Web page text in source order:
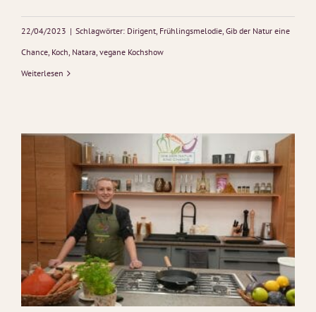
22/04/2023 | Schlagwörter: Dirigent, Frühlingsmelodie, Gib der Natur eine
Chance, Koch, Natara, vegane Kochshow
Weiterlesen